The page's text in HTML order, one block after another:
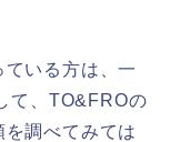
いる方は、一
て、TO&FROの
調べてみては